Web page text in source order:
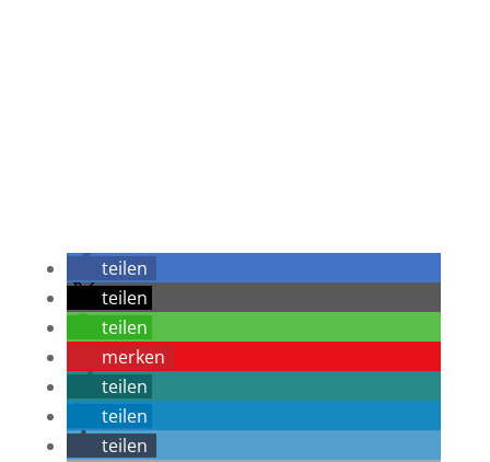
teilen
teilen
teilen
merken
teilen
teilen
teilen